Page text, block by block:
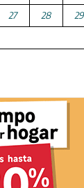
27 28 29